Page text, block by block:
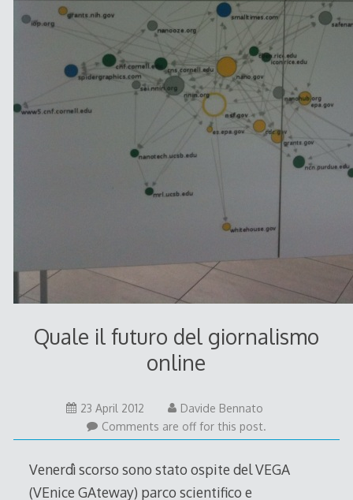
Quale il futuro del giornalismo
online
23 April 2012
Davide Bennato
Comments are off for this post.
Venerdì scorso sono stato ospite del VEGA
(VEnice GAteway) parco scientifico e